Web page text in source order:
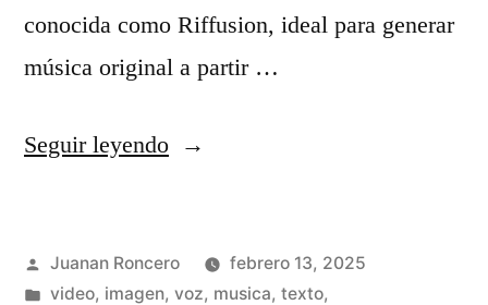
conocida como Riffusion, ideal para generar
música original a partir …
Seguir leyendo«
s
Publicado
por
Juanan Roncero
febrero 13, 2025
Publicado
video, imagen, voz, musica, texto,